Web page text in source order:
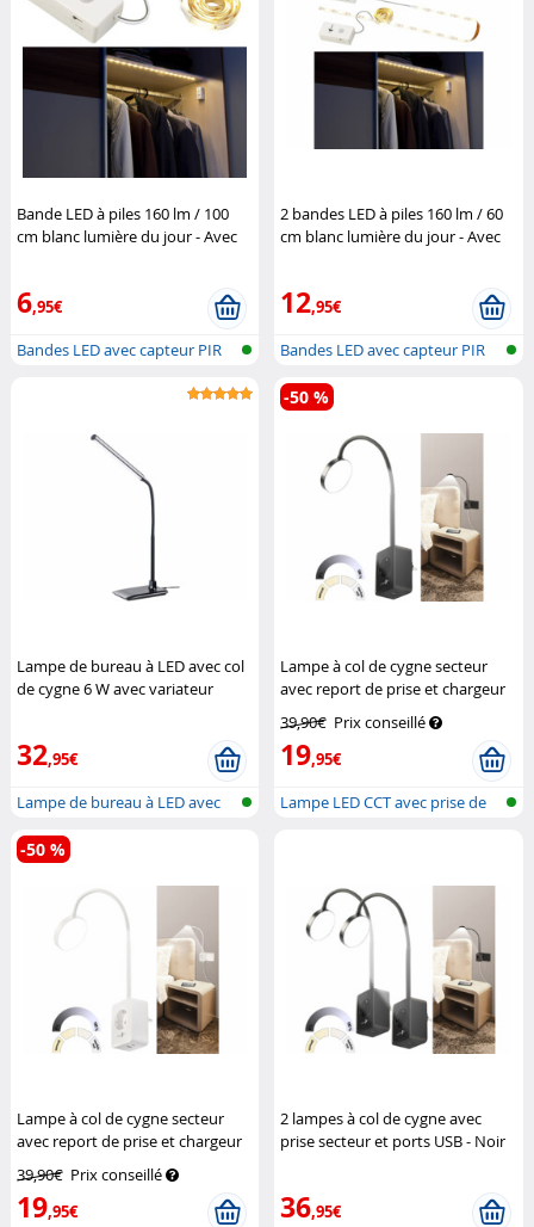
Bande LED à piles 160 lm / 100
cm blanc lumière du jour - Avec
6,95€
Bandes LED avec capteur PIR
2 bandes LED à piles 160 lm / 60
cm blanc lumière du jour - Avec
12,95€
Bandes LED avec capteur PIR
et batt...
Lampe de bureau à LED avec col
de cygne 6 W avec variateur
32,95€
Lampe de bureau à LED avec
variateu...
Lampe à col de cygne secteur
avec report de prise et chargeur
Lunartec
39,90€ Prix conseillé
19,95€
-50 %
Lampe LED CCT avec prise de
Lampe à col de cygne secteur
avec report de prise et chargeur
Lunartec
39,90€ Prix conseillé
19,95€
-50 %
2 lampes à col de cygne avec
prise secteur et ports USB - Noir
36,95€